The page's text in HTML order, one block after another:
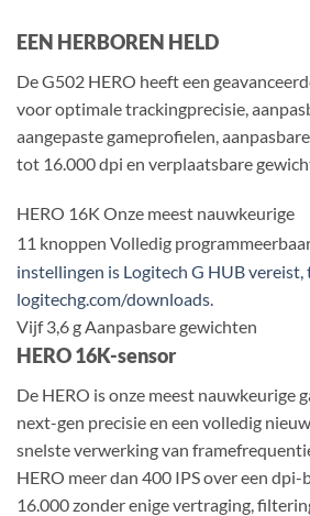
EEN HERBOREN HELD
De G502 HERO heeft een
voor optimale trackingprecisie,
aangepaste gameprofielen,
tot 16.000 dpi en verplaatsbare
HERO 16K Onze meest nauwkeurige
11 knoppen Volledig
instellingen is Logitech G HUB
logitechg.com/downloads.
Vijf 3,6 g Aanpasbare gewichten
HERO 16K-sensor
De HERO is onze meest nauwkeurige
next-gen precisie en een volledig
snelste verwerking van
HERO meer dan 400 IPS over een dpi-
16.000 zonder enige vertraging,